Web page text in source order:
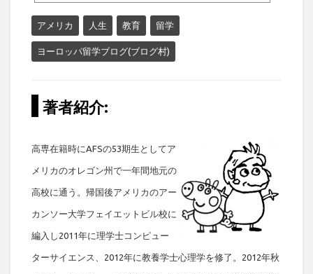
に差し掛かる。先日パソコンの整理をしていたら、2012年の「第1
回カガクシャ・ネット総会」で、留学を考えている学生に向けて作
ったスライドが出て...
アメリカ 人生 教育 留学
ヨーロッパ留学ブログ(ブログ村)
著者紹介:
高専在籍時にAFSの53期生としてア
メリカのオレゴン州で一年間地元の
高校に通う。帰国後アメリカのアー
カンソー大学フェイエットビル校に
編入し2011年に理学士コンピュー
ターサイエンス、2012年に教養学士心理学を修了。2012年秋